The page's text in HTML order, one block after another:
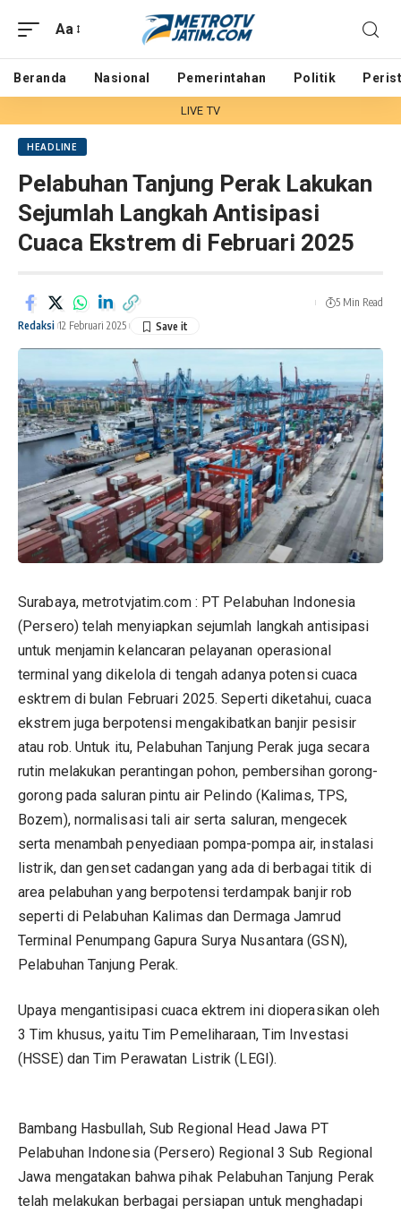
Aa
Beranda Nasional Pemerintahan Politik
LIVE TV
HEADLINE
Pelabuhan Tanjung Perak Lakukan
Sejumlah Langkah Antisipasi
Cuaca Ekstrem di Februari 2025
Redaksi 12 Februari 2025
5 Min Read
Surabaya, metrotvjatim.com : PT Pelabuhan Indonesia
(Persero) telah menyiapkan sejumlah langkah antisipasi
untuk menjamin kelancaran pelayanan operasional
terminal yang dikelola di tengah adanya potensi cuaca
esktrem di bulan Februari 2025. Seperti diketahui, cuaca
ekstrem juga berpotensi mengakibatkan banjir pesisir
atau rob. Untuk itu, Pelabuhan Tanjung Perak juga secara
rutin melakukan perantingan pohon, pembersihan gorong-
gorong pada saluran pintu air Pelindo (Kalimas, TPS,
Bozem), normalisasi tali air serta saluran, mengecek
serta menambah penyediaan pompa-pompa air, instalasi
listrik, dan genset cadangan yang ada di berbagai titik di
area pelabuhan yang berpotensi terdampak banjir rob
seperti di Pelabuhan Kalimas dan Dermaga Jamrud
Terminal Penumpang Gapura Surya Nusantara (GSN),
Pelabuhan Tanjung Perak.
Upaya mengantisipasi cuaca ektrem ini dioperasikan oleh
3 Tim khusus, yaitu Tim Pemeliharaan, Tim Investasi
(HSSE) dan Tim Perawatan Listrik (LEGI).
Bambang Hasbullah, Sub Regional Head Jawa PT
Pelabuhan Indonesia (Persero) Regional 3 Sub Regional
Jawa mengatakan bahwa pihak Pelabuhan Tanjung Perak
telah melakukan berbagai persiapan untuk menghadapi